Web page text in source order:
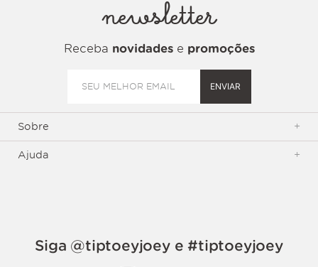
newsletter
Receba novidadese promoções
ENVIAR
Sobre +
Ajuda +
Siga @tiptoeyjoey e #tiptoeyjoey